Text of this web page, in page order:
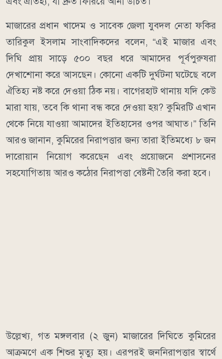
মাজারের প্রধান খাদেম ও সাবেক জেলা যুবদল নেতা ফকির
তারিকুল ইসলাম সাংবাদিকদের বলেন, “এই মাজার এবং
দিঘি প্রায় সাড়ে ৫০০ বছর ধরে আমাদের পূর্বপুরুষরা
দেখাশোনা করে আসছেন। কোনো একটি দুর্ঘটনা ঘটেছে বলে
ঐতিহ্য নষ্ট করে দেওয়া ঠিক নয়। বাগেরহাট থানায় যদি কেউ
মারা যায়, তবে কি থানা বন্ধ করে দেওয়া হয়? কুমিরটি এখান
থেকে নিয়ে যাওয়া আমাদের ইতিহাসের ওপর আঘাত।” তিনি
আরও জানান, কুমিরের নিরাপত্তার জন্য তারা ইতিমধ্যে ৮ জন
দারোয়ান নিয়োগ করেছেন এবং প্রয়োজনে প্রশাসনের
সহযোগিতায় আরও কঠোর নিরাপত্তা বেষ্টনী তৈরি করা হবে।
উল্লেখ্য, গত মঙ্গলবার (২ জুন) মাজারের দিঘিতে কুমিরের
আক্রমণে এক শিশুর মৃত্যু হয়। এরপরই জননিরাপত্তার স্বার্থে